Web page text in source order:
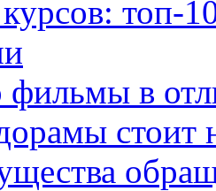
топ-
в
стоит